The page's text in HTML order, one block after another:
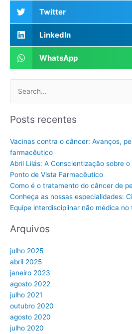
Twitter
LinkedIn
WhatsApp
Pesquisar
por:
Posts recentes
Vacinas contra o câncer: Avanços,
farmacêutico
Abril Lilás: A Conscientização sobre
Ponto de Vista Farmacêutico
Como é o tratamento do câncer de
Conheça as nossas especialidades:
Equipe interdisciplinar não médica
Arquivos
julho 2025
abril 2025
janeiro 2023
agosto 2022
julho 2021
outubro 2020
agosto 2020
julho 2020